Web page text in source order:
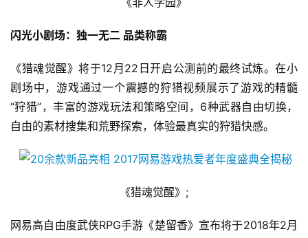
闪光小剧场：独一无二 品类称霸
《猎魂觉醒》将于12月22日开启公测前的最终试炼。在小
剧场中，游戏通过一个震撼的狩猎视频展示了游戏的精髓
“狩猎”，丰富的游戏玩法和策略空间，6种武器自由切换，
自由的素材搜集和荒野探索，体验最真实的狩猎快感。
《猎魂觉醒》;
网易高自由度武侠RPG手游《楚留香》宣布将于2018年2月